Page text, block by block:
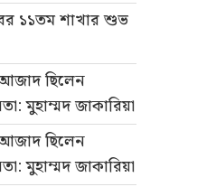
১১তম শাখার শুভ
ছিলেন
মুহাম্মদ জাকারিয়া
ছিলেন
মুহাম্মদ জাকারিয়া